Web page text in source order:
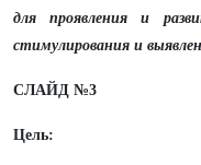
для проявления и
стимулирования и
СЛАЙД №3
Цель: